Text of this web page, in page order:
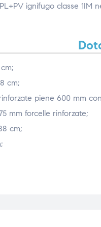
ignifugo classe 1IM
cm;
piene 600 mm
mm forcelle rinforzate;
cm;